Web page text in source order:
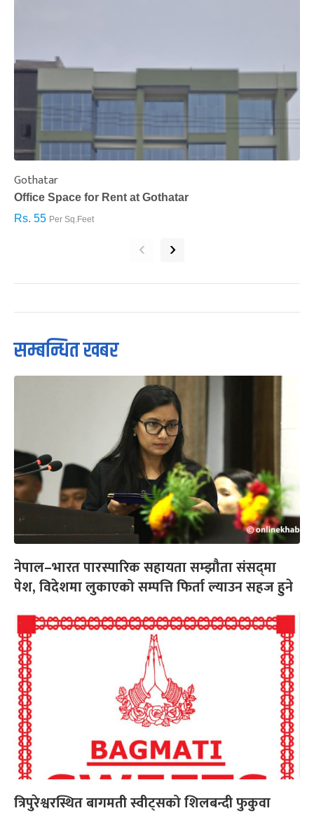
Gothatar
Office Space for Rent at Gothatar
Rs. 55 Per Sq.Feet
‹ ›
सम्बन्धित खबर
नेपाल–भारत पारस्पारिक सहायता सम्झौता संसद्‌मा
पेश, विदेशमा लुकाएको सम्पत्ति फिर्ता ल्याउन सहज हुने
त्रिपुरेश्वरस्थित बागमती स्वीट्सको शिलबन्दी फुकुवा